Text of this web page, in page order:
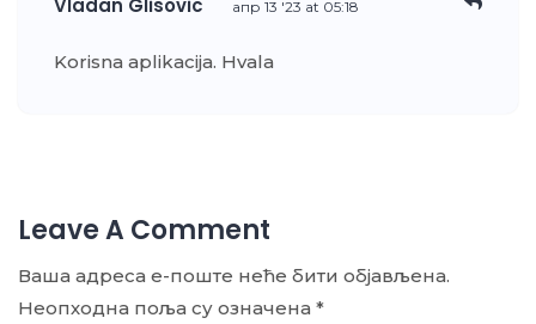
Vladan Glisovic апр 13 '23 at 05:18
Korisna aplikacija. Hvala
Leave A Comment
Ваша адреса е-поште неће бити објављена.
Неопходна поља су означена *